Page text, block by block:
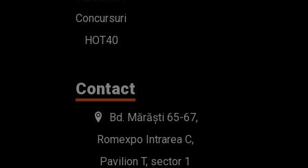
Romexpo Intrarea C,
Pavilion T, sector 1
LIVE : 0754-222.999
WhatsApp: 0754-222.999